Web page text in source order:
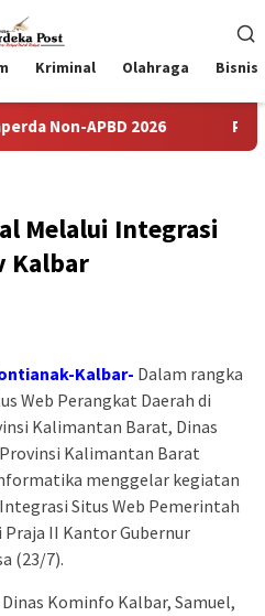
Kriminal Olahraga Bisnis
2026 Pemdes Bulusari
Melalui Integrasi
Kalbar
Kalbar- Dalam rangka
Web Perangkat Daerah di
Kalimantan Barat, Dinas
Kalimantan Barat
menggelar kegiatan
Situs Web Pemerintah
II Kantor Gubernur
(23/7).
Kominfo Kalbar, Samuel,